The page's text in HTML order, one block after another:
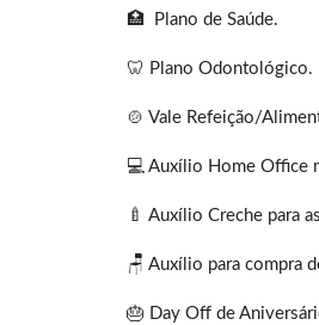
🏥 Plano de Saúde.
🦷 Plano Odontológico.
🍲 Vale Refeição/
💻 Auxílio Home Office
‍🍼 Auxílio Creche para
🪑 Auxílio para compra
🎂 Day Off de